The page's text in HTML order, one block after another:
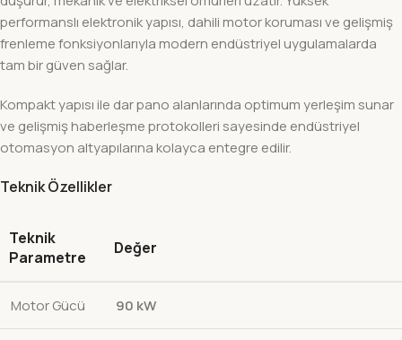
performanslı elektronik yapısı, dahili motor koruması ve gelişmiş
frenleme fonksiyonlarıyla modern endüstriyel uygulamalarda
tam bir güven sağlar.
Kompakt yapısı ile dar pano alanlarında optimum yerleşim sunar
ve gelişmiş haberleşme protokolleri sayesinde endüstriyel
otomasyon altyapılarına kolayca entegre edilir.
Teknik Özellikler
Teknik
Parametre
Değer
Motor Gücü 90 kW